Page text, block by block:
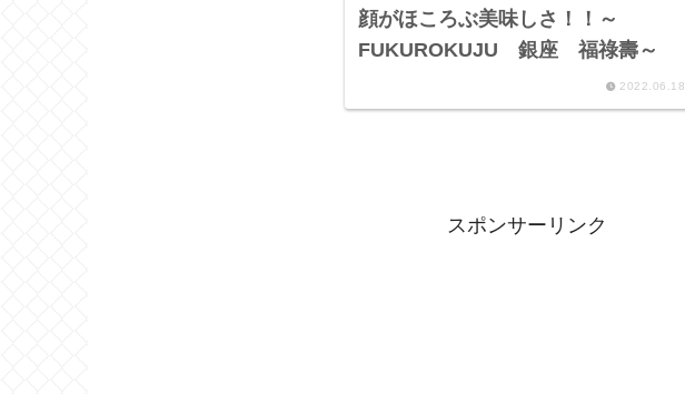
顔がほころぶ美味しさ！！～
FUKUROKUJU 銀座 福祿壽～
2022.06.18
スポンサーリンク